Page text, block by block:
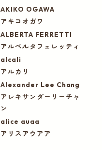
AKIKO OGAWA
アキコオガワ
ALBERTA FERRETTI
アルベルタフェレッティ
alcali
アルカリ
Alexander Lee Chang
アレキサンダーリーチャ
ン
alice auaa
アリスアウアア